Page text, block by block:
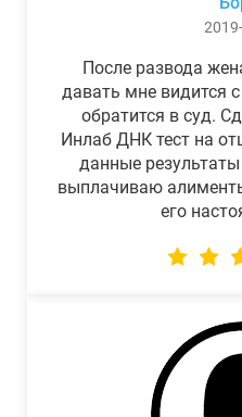
После развода
давать мне видится
обратится в суд.
Инлаб ДНК тест на
данные
выплачиваю
его